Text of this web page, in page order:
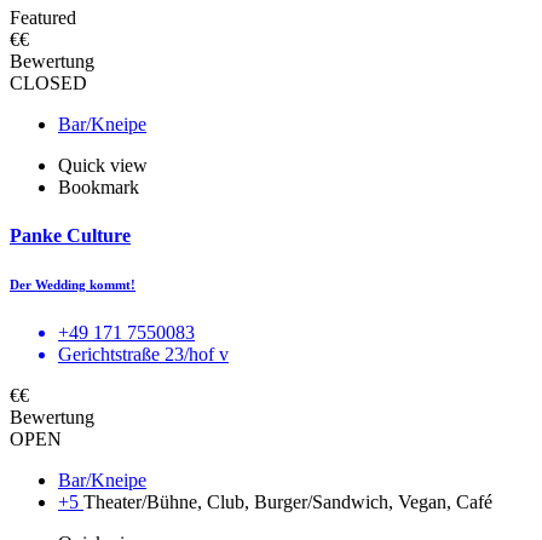
Featured
€€
Bewertung
CLOSED
Bar/Kneipe
Quick view
Bookmark
Panke Culture
Der Wedding kommt!
+49 171 7550083
Gerichtstraße 23/hof v
€€
Bewertung
OPEN
Bar/Kneipe
+5 Theater/Bühne, Club, Burger/Sandwich, Vegan, Café